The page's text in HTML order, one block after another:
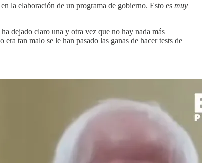
la elaboración de un programa de gobierno. Esto es muy
dejado claro una y otra vez que no hay nada más
tan malo se le han pasado las ganas de hacer tests de